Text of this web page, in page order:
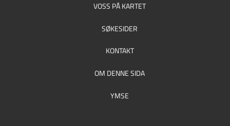
VOSS PÅ KARTET
SØKESIDER
KONTAKT
OM DENNE SIDA
YMSE